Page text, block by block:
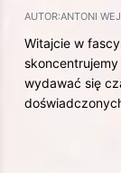
AUTOR:ANTONI
Witajcie w
wydawać się